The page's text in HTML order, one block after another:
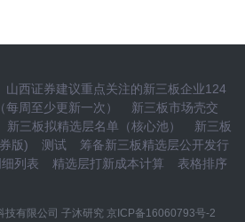
山西证券建议重点关注的新三板企业124
周至少更新一次）
新三板市场壳交
新三板拟精选层名单（核心池）
新三板
版)
测试
筹备新三板精选层公开发行
列表
精选层打新成本计算
表格排序
技有限公司 子沐研究 京ICP备16060793号-2